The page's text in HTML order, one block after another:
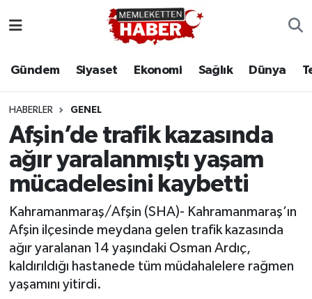
Gündem Siyaset Ekonomi Sağlık Dünya
HABERLER GENEL
Afşin’de trafik kazasında
ağır yaralanmıştı yaşam
mücadelesini kaybetti
Kahramanmaraş/Afşin (SHA)- Kahramanmaraş’ın
Afşin ilçesinde meydana gelen trafik kazasında
ağır yaralanan 14 yaşındaki Osman Ardıç,
kaldırıldığı hastanede tüm müdahalelere rağmen
yaşamını yitirdi.